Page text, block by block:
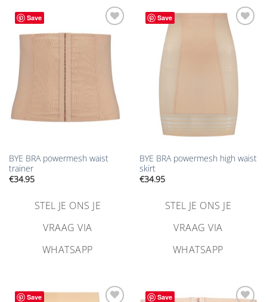
Save
Aan
BYE BRA powermesh waist
trainer
€34.95
STEL JE ONS JE
VRAAG VIA
WHATSAPP
Save
Aan
verlanglijst
toevoegen
BYE BRA powermesh high waist
skirt
€34.95
STEL JE ONS JE
VRAAG VIA
WHATSAPP
Save
Save